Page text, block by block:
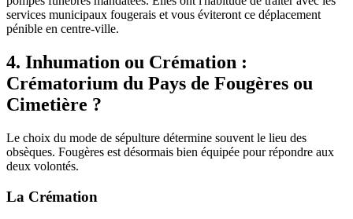
services municipaux fougerais et vous éviteront ce déplacement
pénible en centre-ville.
4. Inhumation ou Crémation :
Crématorium du Pays de Fougères ou
Cimetière ?
Le choix du mode de sépulture détermine souvent le lieu des
obsèques. Fougères est désormais bien équipée pour répondre aux
deux volontés.
La Crémation